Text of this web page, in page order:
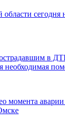
сегодня
в
необходимая
момента